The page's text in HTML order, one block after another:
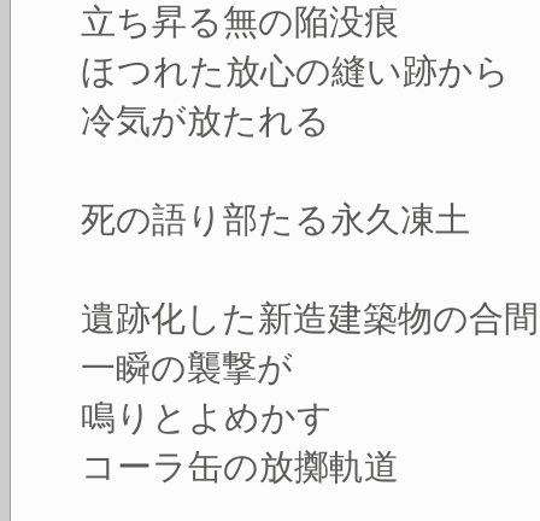
立ち昇る無の陥没痕
ほつれた放心の縫い跡から
冷気が放たれる
死の語り部たる永久凍土
遺跡化した新造建築物の合
一瞬の襲撃が
鳴りとよめかす
コーラ缶の放擲軌道